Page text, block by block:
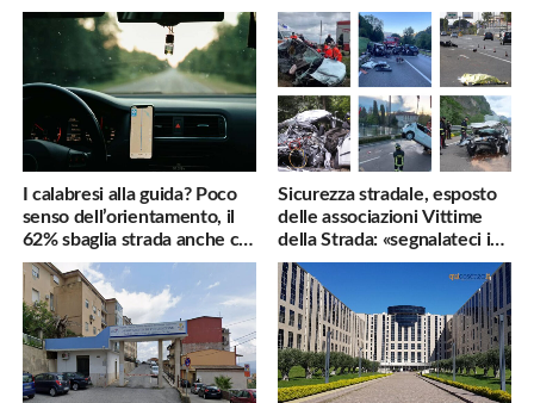
famiglie penalizzate
utili
I calabresi alla guida? Poco
senso dell’orientamento, il
62% sbaglia strada anche col
navigatore
Sicurezza stradale, esposto
delle associazioni Vittime
della Strada: «segnalateci i
pericoli, interverremo
subito»